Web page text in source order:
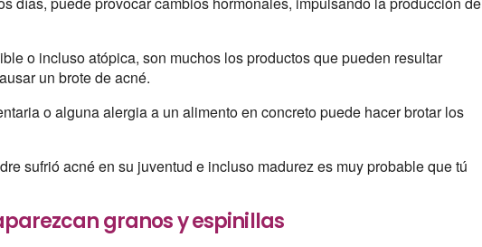
o incluso atópica, son muchos los productos que pueden resultar
un brote de acné.
o alguna alergia a un alimento en concreto puede hacer brotar los
sufrió acné en su juventud e incluso madurez es muy probable que tú
granos y espinillas